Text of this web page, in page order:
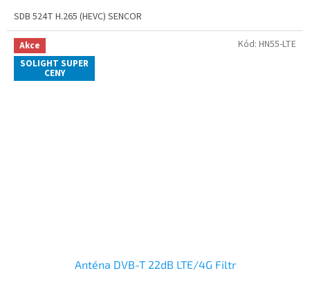
SDB 524T H.265 (HEVC) SENCOR
Akce
SOLIGHT SUPER
CENY
Anténa DVB-T 22dB LTE/4G Filtr
Kód: HN55-LTE